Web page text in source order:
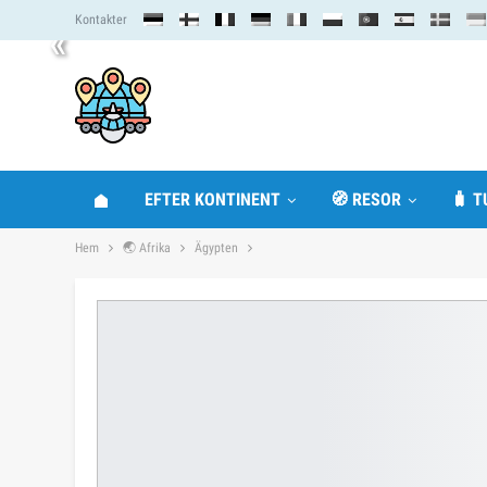
« Kontakter
EFTER KONTINENT 🧭 RESOR 🧳
Hem 🌏 Afrika Ägypten